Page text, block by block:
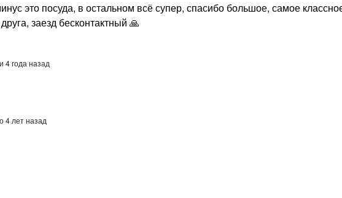
это посуда, в остальном всё супер, спасибо большое, самое
заезд бесконтактный 🙏
4 года назад
4 лет назад